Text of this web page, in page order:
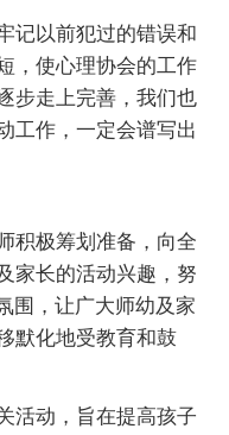
记以前犯过的错误和
，使心理协会的工作
步走上完善，我们也
工作，一定会谱写出
积极筹划准备，向全
家长的活动兴趣，努
围，让广大师幼及家
默化地受教育和鼓
活动，旨在提高孩子